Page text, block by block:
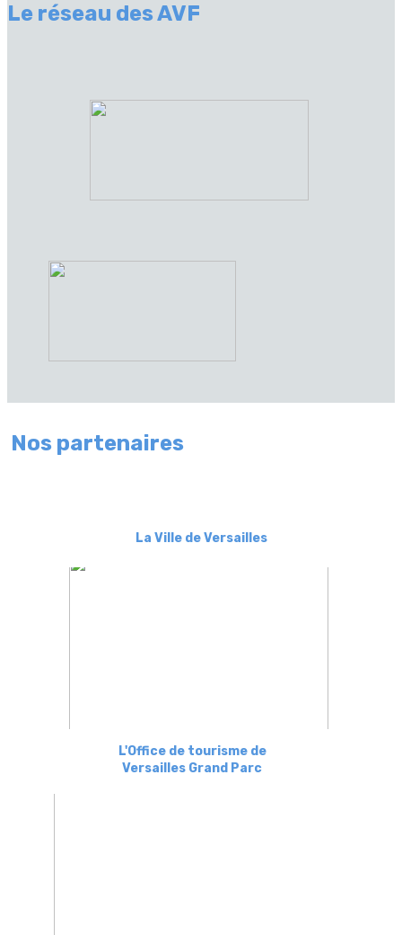
Le réseau des AVF
Nos partenaires
La Ville de Versailles
L'Office de tourisme de
Versailles Grand Parc